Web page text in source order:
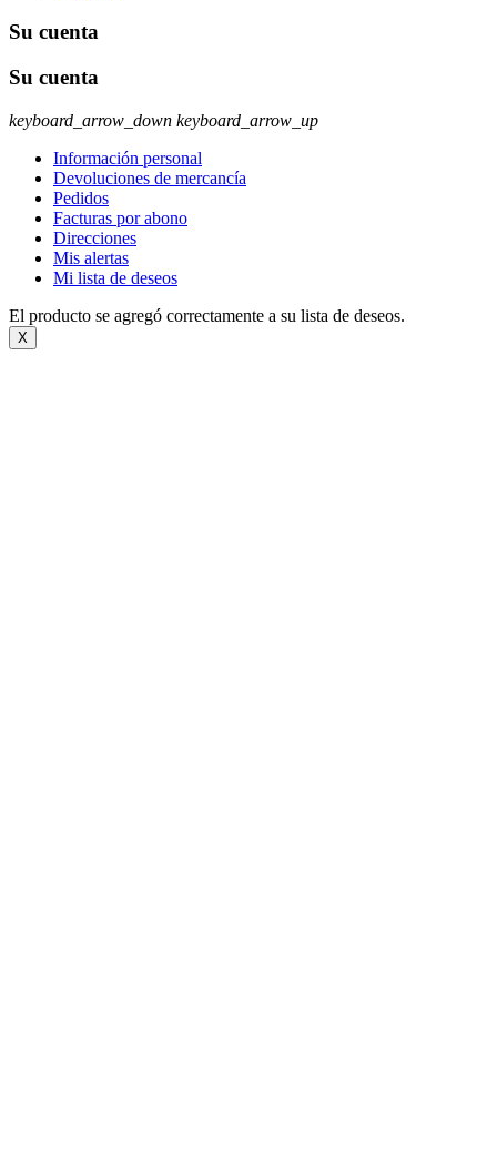
Su cuenta
Su cuenta
keyboard_arrow_down keyboard_arrow_up
Información personal
Devoluciones de mercancía
Pedidos
Facturas por abono
Direcciones
Mis alertas
Mi lista de deseos
El producto se agregó correctamente a su lista de deseos.
X